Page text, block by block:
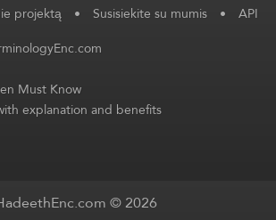
projektą • Susisiekite su mumis • API
Must Know
explanation and benefits
© 2026